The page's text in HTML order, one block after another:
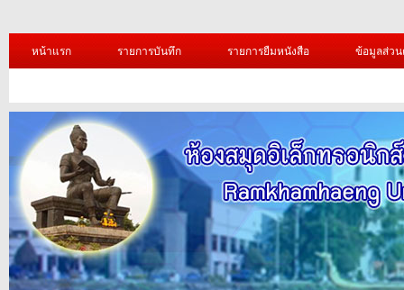
หน้าแรก รายการบันทึก รายการยืมหนังสือ ข้อมูลส่ว